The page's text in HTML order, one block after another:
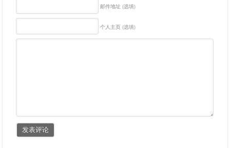
邮件地址 (选填)
个人主页 (选填)